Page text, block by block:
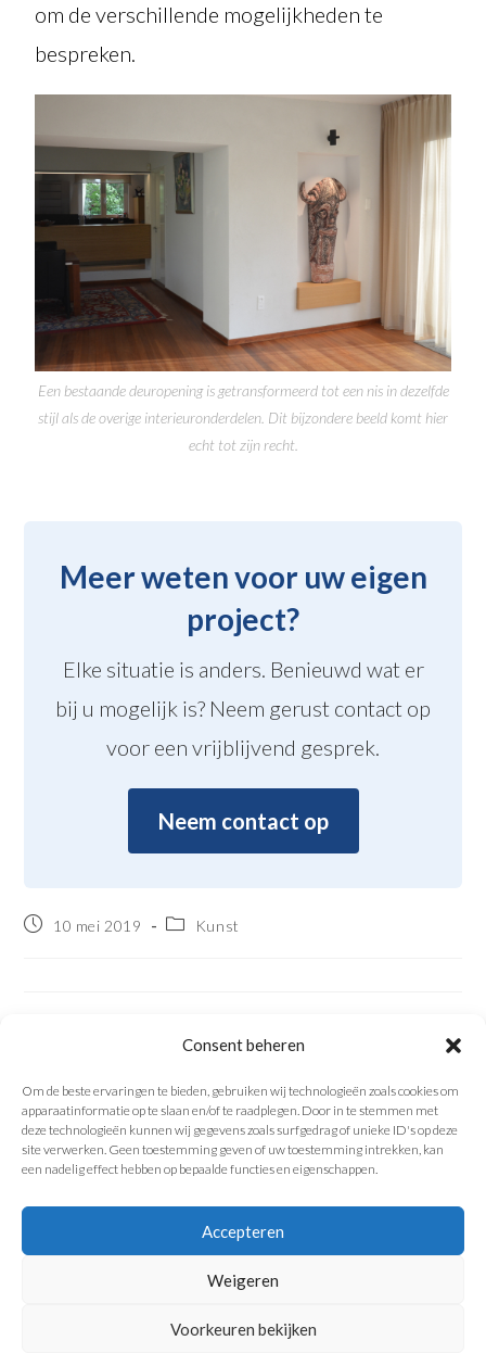
Consent beheren
Om de beste ervaringen te bieden, gebruiken wij technologieën zoals cookies om
apparaatinformatie op te slaan en/of te raadplegen. Door in te stemmen met
deze technologieën kunnen wij gegevens zoals surfgedrag of unieke ID's op deze
site verwerken. Geen toestemming geven of uw toestemming intrekken, kan
een nadelig effect hebben op bepaalde functies en eigenschappen.
Accepteren
Weigeren
Voorkeuren bekijken
om de verschillende mogelijkheden te
bespreken.
Een bestaande deuropening is getransformeerd tot een nis in dezelfde
stijl als de overige interieuronderdelen. Dit bijzondere beeld komt hier
echt tot zijn recht.
Meer weten voor uw eigen
project?
Elke situatie is anders. Benieuwd wat er
bij u mogelijk is? Neem gerust contact op
voor een vrijblijvend gesprek.
Neem contact op
10 mei 2019 Kunst
Ontwerpbureau Op den Kamp · Dormansberg 26, 6371 XG Landgraaf
+31 6 1426 3172·sabine@opdenkamp.eu
62144642